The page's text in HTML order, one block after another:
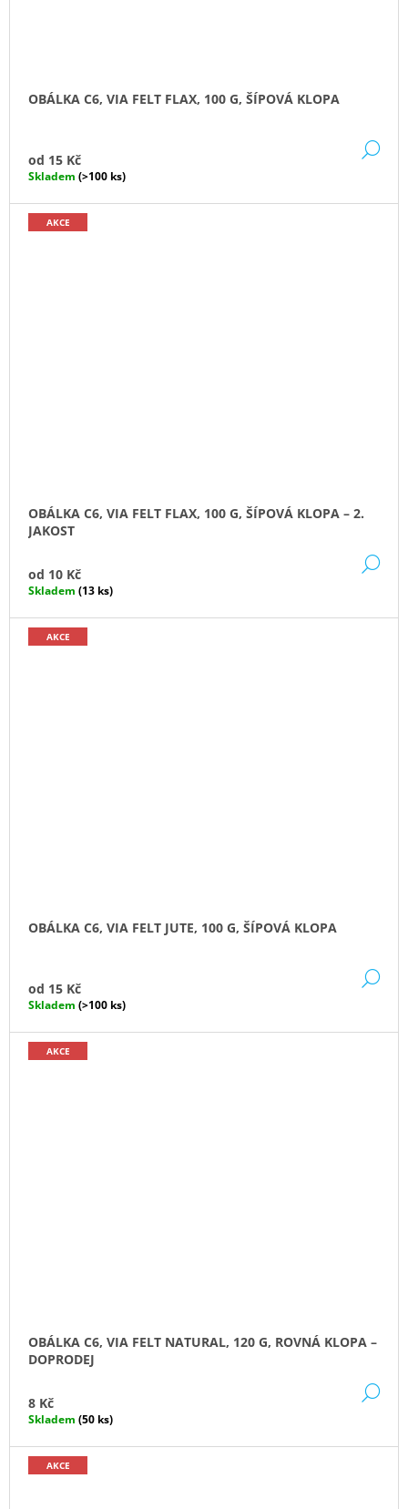
OBÁLKA C6, VIA FELT FLAX, 100 G, ŠÍPOVÁ KLOPA
od 15 Kč
Skladem (>100 ks)
AKCE
OBÁLKA C6, VIA FELT FLAX, 100 G, ŠÍPOVÁ KLOPA – 2.
JAKOST
od 10 Kč
Skladem (13 ks)
AKCE
OBÁLKA C6, VIA FELT JUTE, 100 G, ŠÍPOVÁ KLOPA
od 15 Kč
Skladem (>100 ks)
AKCE
OBÁLKA C6, VIA FELT NATURAL, 120 G, ROVNÁ KLOPA –
DOPRODEJ
8 Kč
Skladem (50 ks)
AKCE